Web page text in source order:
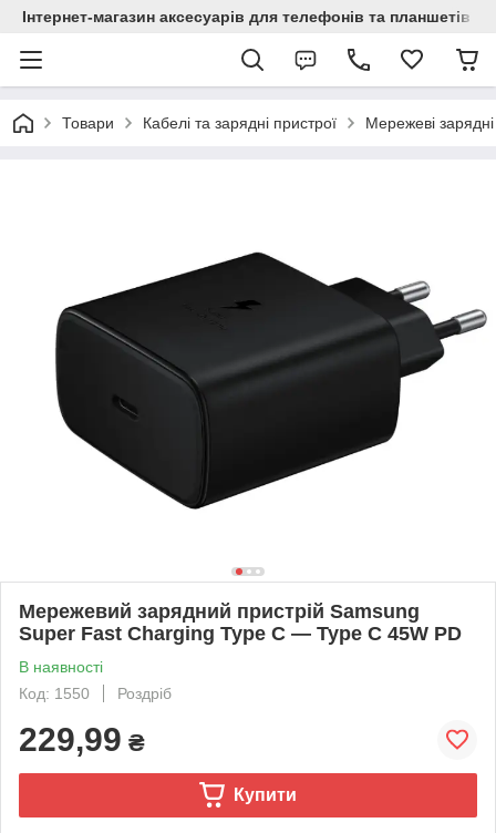
Інтернет-магазин аксесуарів для телефонів та планшетів
Товари Кабелі та зарядні пристрої Мережеві
Мережевий зарядний пристрій Samsung
Super Fast Charging Type C — Type C 45W PD
В наявності
Код: 1550
Роздріб
229,99 ₴
Купити